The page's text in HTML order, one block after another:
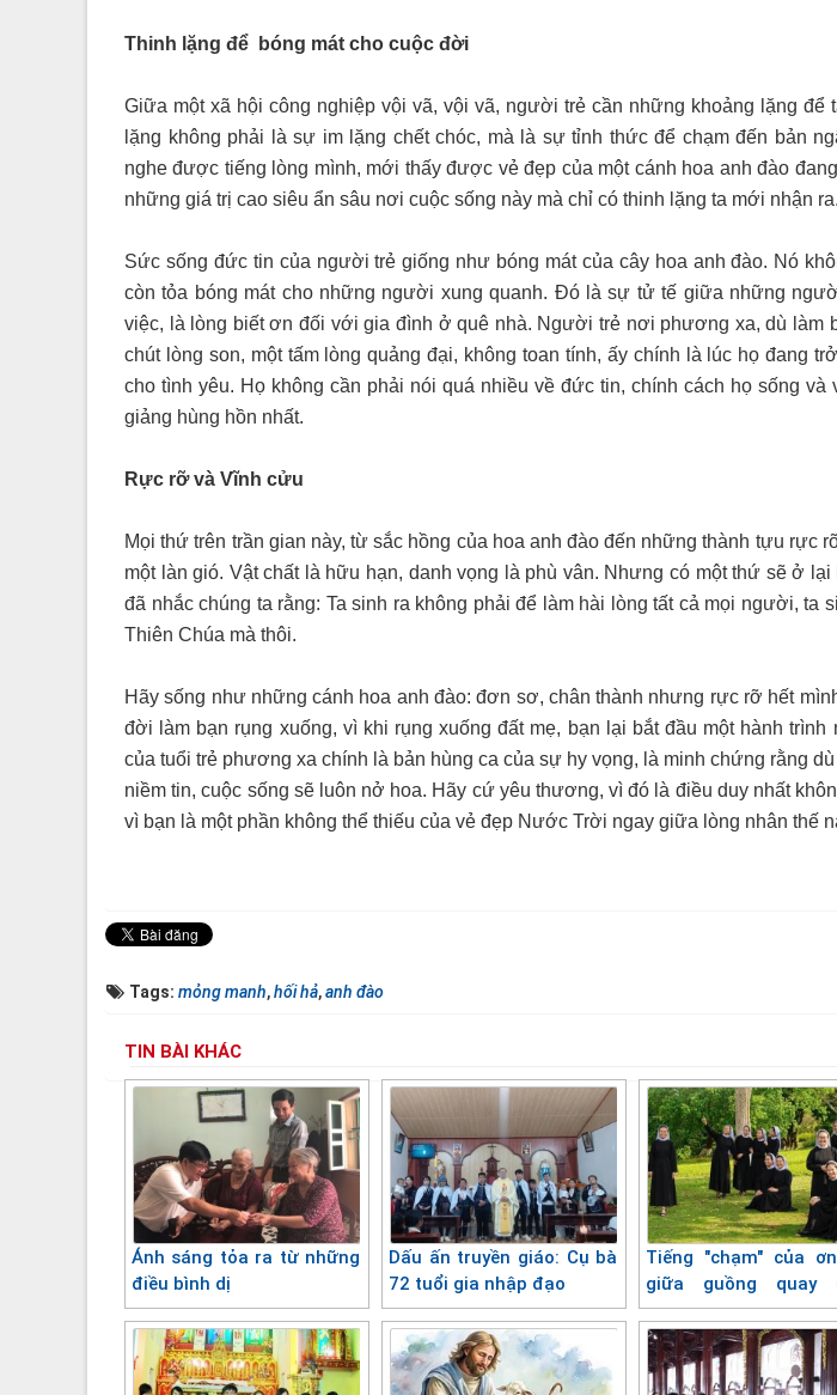
Thinh lặng để bóng mát cho cuộc đời
Giữa một xã hội công nghiệp vội vã, vội vã, người trẻ cần những khoảng lặng để
lặng không phải là sự im lặng chết chóc, mà là sự tỉnh thức để chạm đến bản
nghe được tiếng lòng mình, mới thấy được vẻ đẹp của một cánh hoa anh đào
những giá trị cao siêu ẩn sâu nơi cuộc sống này mà chỉ có thinh lặng ta mới nhận ra.
Sức sống đức tin của người trẻ giống như bóng mát của cây hoa anh đào. Nó
còn tỏa bóng mát cho những người xung quanh. Đó là sự tử tế giữa những
việc, là lòng biết ơn đối với gia đình ở quê nhà. Người trẻ nơi phương xa, dù làm
chút lòng son, một tấm lòng quảng đại, không toan tính, ấy chính là lúc họ đang
cho tình yêu. Họ không cần phải nói quá nhiều về đức tin, chính cách họ sống
giảng hùng hồn nhất.
Rực rỡ và Vĩnh cửu
Mọi thứ trên trần gian này, từ sắc hồng của hoa anh đào đến những thành tựu rực
một làn gió. Vật chất là hữu hạn, danh vọng là phù vân. Nhưng có một thứ sẽ ở
đã nhắc chúng ta rằng: Ta sinh ra không phải để làm hài lòng tất cả mọi người, ta
Thiên Chúa mà thôi.
Hãy sống như những cánh hoa anh đào: đơn sơ, chân thành nhưng rực rỡ hết
đời làm bạn rụng xuống, vì khi rụng xuống đất mẹ, bạn lại bắt đầu một hành
của tuổi trẻ phương xa chính là bản hùng ca của sự hy vọng, là minh chứng rằng
niềm tin, cuộc sống sẽ luôn nở hoa. Hãy cứ yêu thương, vì đó là điều duy nhất
vì bạn là một phần không thể thiếu của vẻ đẹp Nước Trời ngay giữa lòng nhân thế
Tags: mỏng manh,hối hả,anh đào
TIN BÀI KHÁC
Ánh sáng tỏa ra từ những
điều bình dị
Dấu ấn truyền giáo: Cụ bà
72 tuổi gia nhập đạo
Tiếng "chạm" của
giữa guồng quay
lượng